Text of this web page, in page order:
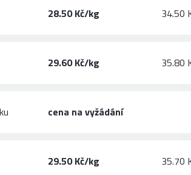
28.50 Kč/kg 34.50
29.60 Kč/kg 35.80
cena na vyžádání
29.50 Kč/kg 35.70